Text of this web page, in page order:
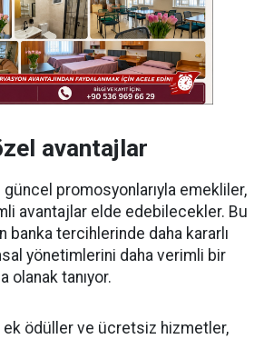
avantajlar
güncel promosyonlarıyla emekliler,
avantajlar elde edebilecekler. Bu
banka tercihlerinde daha kararlı
yönetimlerini daha verimli bir
olanak tanıyor.
ek ödüller ve ücretsiz hizmetler,